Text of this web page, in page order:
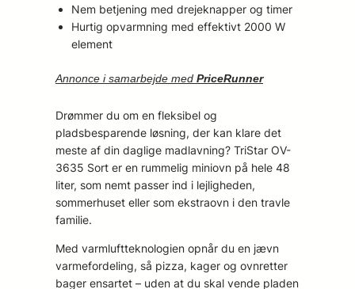
Nem betjening med drejeknapper og timer
Hurtig opvarmning med effektivt 2000 W
element
Annonce i samarbejde med PriceRunner
Drømmer du om en fleksibel og
pladsbesparende løsning, der kan klare det
meste af din daglige madlavning? TriStar OV-
3635 Sort er en rummelig miniovn på hele 48
liter, som nemt passer ind i lejligheden,
sommerhuset eller som ekstraovn i den travle
familie.
Med varmluftteknologien opnår du en jævn
varmefordeling, så pizza, kager og ovnretter
bager ensartet – uden at du skal vende pladen